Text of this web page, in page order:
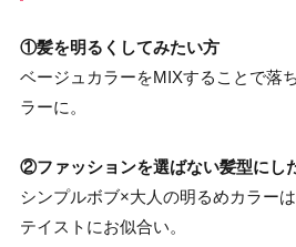
①髪を明るくしてみたい方
ベージュカラーをMIXすることで落
ラーに。
②ファッションを選ばない髪型にし
シンプルボブ×大人の明るめカラー
テイストにお似合い。